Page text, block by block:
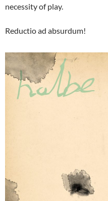
necessity of play.
Reductio ad absurdum!